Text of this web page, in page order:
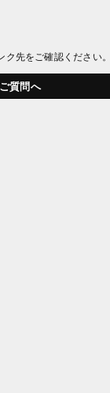
先をご確認ください。
質問へ